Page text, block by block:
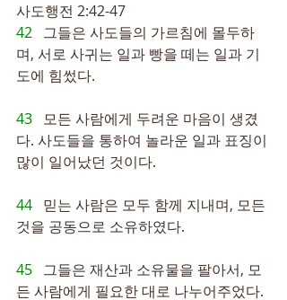
사도행전 2:42-47
42 그들은 사도들의 가르침에 몰두하
며, 서로 사귀는 일과 빵을 떼는 일과 기
도에 힘썼다.
43 모든 사람에게 두려운 마음이 생겼
다. 사도들을 통하여 놀라운 일과 표징이
많이 일어났던 것이다.
44 믿는 사람은 모두 함께 지내며, 모든
것을 공동으로 소유하였다.
45 그들은 재산과 소유물을 팔아서, 모
든 사람에게 필요한 대로 나누어주었다.